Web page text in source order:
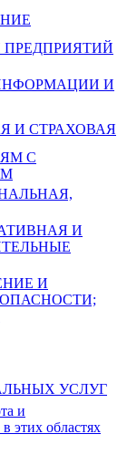
ПРЕДПРИЯТИЙ
И
И СТРАХОВАЯ
С
И
И
УСЛУГ
и
этих областях